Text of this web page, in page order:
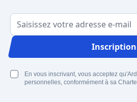
Adresse email
Inscription
En vous inscrivant, vous acceptez
personnelles, conformément à sa